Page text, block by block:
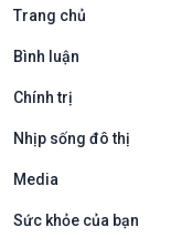
Trang chủ
Bình luận
Chính trị
Nhịp sống đô thị
Media
Sức khỏe của bạn